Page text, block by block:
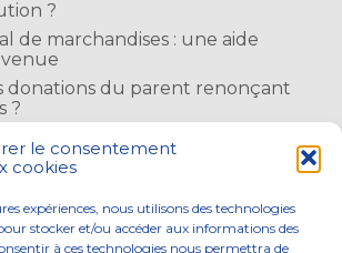
le consentement
cookies
expériences, nous utilisons des technologies
stocker et/ou accéder aux informations des
à ces technologies nous permettra de
?
de marchandises : une aide
donations du parent renonçant
?
loyers : une année de plus
RÉCENTS